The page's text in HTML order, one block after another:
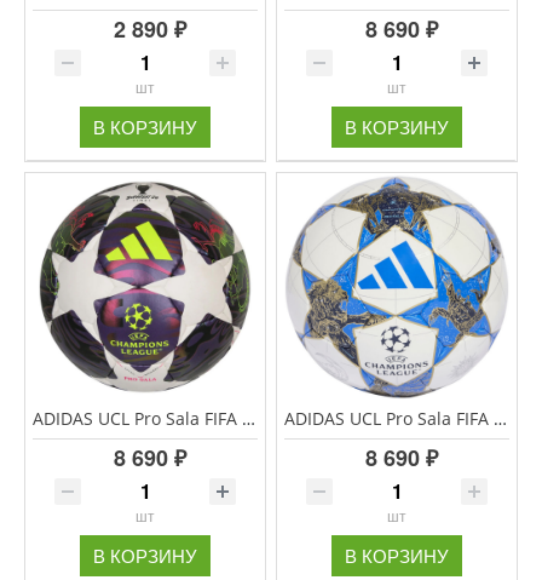
2 890 ₽
шт
В КОРЗИНУ
8 690 ₽
шт
В КОРЗИНУ
ADIDAS UCL Pro Sala FIFA Quality Pro сезон мяч футзальный
8 690 ₽
шт
В КОРЗИНУ
ADIDAS UCL Pro Sala FIFA Quality Pro сезон 25/26 мяч футзальный
8 690 ₽
шт
В КОРЗИНУ